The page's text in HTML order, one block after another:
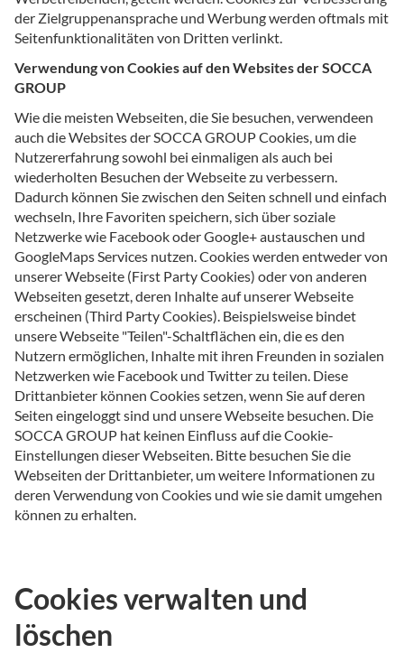
der Zielgruppenansprache und Werbung werden oftmals mit
Seitenfunktionalitäten von Dritten verlinkt.
Verwendung von Cookies auf den Websites der SOCCA
GROUP
Wie die meisten Webseiten, die Sie besuchen, verwendeen
auch die Websites der SOCCA GROUP Cookies, um die
Nutzererfahrung sowohl bei einmaligen als auch bei
wiederholten Besuchen der Webseite zu verbessern.
Dadurch können Sie zwischen den Seiten schnell und einfach
wechseln, Ihre Favoriten speichern, sich über soziale
Netzwerke wie Facebook oder Google+ austauschen und
GoogleMaps Services nutzen. Cookies werden entweder von
unserer Webseite (First Party Cookies) oder von anderen
Webseiten gesetzt, deren Inhalte auf unserer Webseite
erscheinen (Third Party Cookies). Beispielsweise bindet
unsere Webseite "Teilen"-Schaltflächen ein, die es den
Nutzern ermöglichen, Inhalte mit ihren Freunden in sozialen
Netzwerken wie Facebook und Twitter zu teilen. Diese
Drittanbieter können Cookies setzen, wenn Sie auf deren
Seiten eingeloggt sind und unsere Webseite besuchen. Die
SOCCA GROUP hat keinen Einfluss auf die Cookie-
Einstellungen dieser Webseiten. Bitte besuchen Sie die
Webseiten der Drittanbieter, um weitere Informationen zu
deren Verwendung von Cookies und wie sie damit umgehen
können zu erhalten.
Cookies verwalten und
löschen